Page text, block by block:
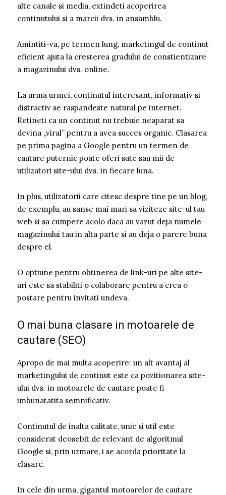
alte canale si media, extindeti acoperirea
continutului si a marcii dvs. in ansamblu.
Amintiti-va, pe termen lung, marketingul de continut
eficient ajuta la cresterea gradului de constientizare
a magazinului dvs. online.
La urma urmei, continutul interesant, informativ si
distractiv se raspandeste natural pe internet.
Retineti ca un continut nu trebuie neaparat sa
devina „viral” pentru a avea succes organic. Clasarea
pe prima pagina a Google pentru un termen de
cautare puternic poate oferi sute sau mii de
utilizatori site-ului dvs. in fiecare luna.
In plus, utilizatorii care citesc despre tine pe un blog,
de exemplu, au sanse mai mari sa viziteze site-ul tau
web si sa cumpere acolo daca au vazut deja numele
magazinului tau in alta parte si au deja o parere buna
despre el.
O optiune pentru obtinerea de link-uri pe alte site-
uri este sa stabiliti o colaborare pentru a crea o
postare pentru invitati undeva.
O mai buna clasare in motoarele de
cautare (SEO)
Apropo de mai multa acoperire: un alt avantaj al
marketingului de continut este ca pozitionarea site-
ului dvs. in motoarele de cautare poate fi
imbunatatita semnificativ.
Continutul de inalta calitate, unic si util este
considerat deosebit de relevant de algoritmul
Google si, prin urmare, i se acorda prioritate la
clasare.
In cele din urma, gigantul motoarelor de cautare